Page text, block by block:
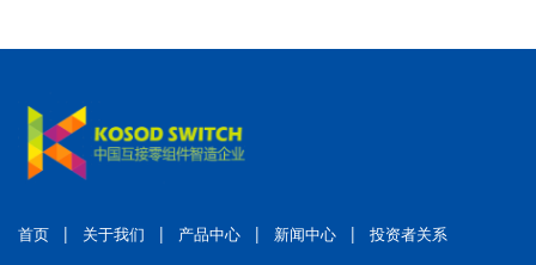
首页 | 关于我们 | 产品中心 | 新闻中心 | 投资者关系